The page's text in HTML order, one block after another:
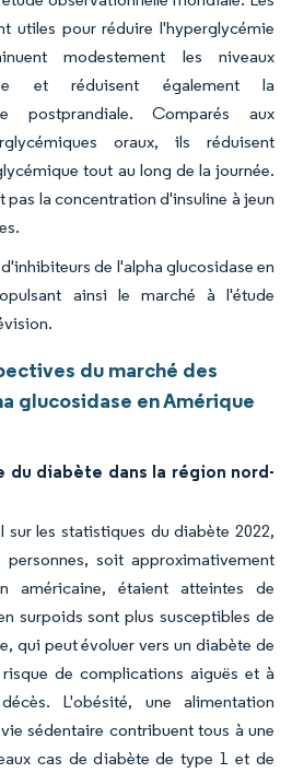
utiles pour réduire l'hyperglycémie
modestement les niveaux
et réduisent également la
postprandiale. Comparés aux
oraux, ils réduisent
tout au long de la journée.
la concentration d'insuline à jeun
de l'alpha glucosidase en
ainsi le marché à l'étude
du marché des
glucosidase en Amérique
du diabète dans la région nord-
sur les statistiques du diabète 2022,
soit approximativement
américaine, étaient atteintes de
surpoids sont plus susceptibles de
qui peut évoluer vers un diabète de
de complications aiguës et à
L'obésité, une alimentation
sédentaire contribuent tous à une
cas de diabète de type 1 et de